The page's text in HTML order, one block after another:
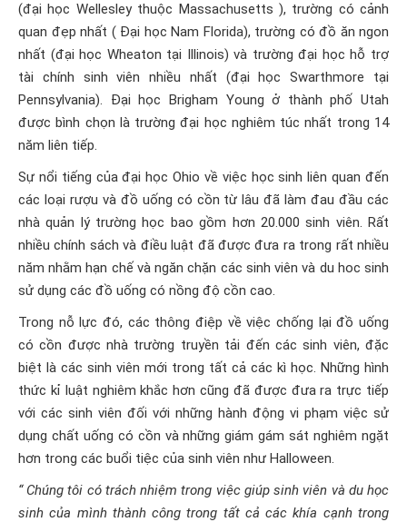
(đại học Wellesley thuộc Massachusetts ), trường có cảnh
quan đẹp nhất ( Đại học Nam Florida), trường có đồ ăn ngon
nhất (đại học Wheaton tại Illinois) và trường đại học hỗ trợ
tài chính sinh viên nhiều nhất (đại học Swarthmore tại
Pennsylvania). Đại học Brigham Young ở thành phố Utah
được bình chọn là trường đại học nghiêm túc nhất trong 14
năm liên tiếp.
Sự nổi tiếng của đại học Ohio về việc học sinh liên quan đến
các loại rượu và đồ uống có cồn từ lâu đã làm đau đầu các
nhà quản lý trường học bao gồm hơn 20.000 sinh viên. Rất
nhiều chính sách và điều luật đã được đưa ra trong rất nhiều
năm nhằm hạn chế và ngăn chặn các sinh viên và du hoc sinh
sử dụng các đồ uống có nồng độ cồn cao.
Trong nỗ lực đó, các thông điệp về việc chống lại đồ uống
có cồn được nhà trường truyền tải đến các sinh viên, đặc
biệt là các sinh viên mới trong tất cả các kì học. Những hình
thức kỉ luật nghiêm khắc hơn cũng đã được đưa ra trực tiếp
với các sinh viên đối với những hành động vi phạm việc sử
dụng chất uống có cồn và những giám gám sát nghiêm ngặt
hơn trong các buổi tiệc của sinh viên như Halloween.
“ Chúng tôi có trách nhiệm trong việc giúp sinh viên và du học
sinh của mình thành công trong tất cả các khía cạnh trong